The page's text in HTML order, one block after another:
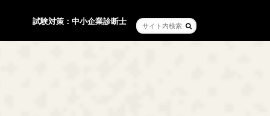
試験対策：中小企業診断士